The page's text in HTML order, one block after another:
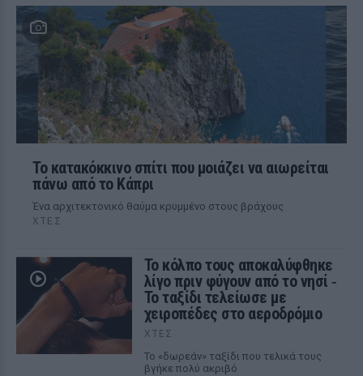
Το κατακόκκινο σπίτι που μοιάζει να αιωρείται
πάνω από το Κάπρι
Ένα αρχιτεκτονικό θαύμα κρυμμένο στους βράχους
ΧΤΕΣ
Το κόλπο τους αποκαλύφθηκε
λίγο πριν φύγουν από το νησί ‑
Το ταξίδι τελείωσε με
χειροπέδες στο αεροδρόμιο
ΧΤΕΣ
Το «δωρεάν» ταξίδι που τελικά τους
βγήκε πολύ ακριβό